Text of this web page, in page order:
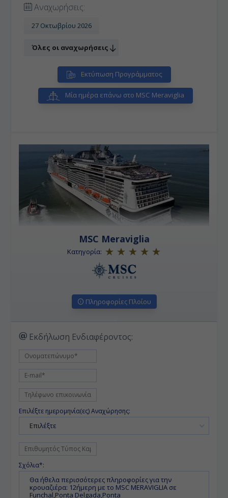
Αναχωρήσεις:
27 Οκτωβρίου 2026
Όλες οι αναχωρήσεις
Εκτύπωση Προγράμματος
Μία ημέρα επάνω στο MSC Meraviglia
MSC Meraviglia
Κατηγορία:
Πληροφορίες Πλοίου
Εκδήλωση Ενδιαφέροντος:
Επιλέξτε ημερομηνία(ες) Αναχώρησης:
Επιλέξτε
Σχόλια*: